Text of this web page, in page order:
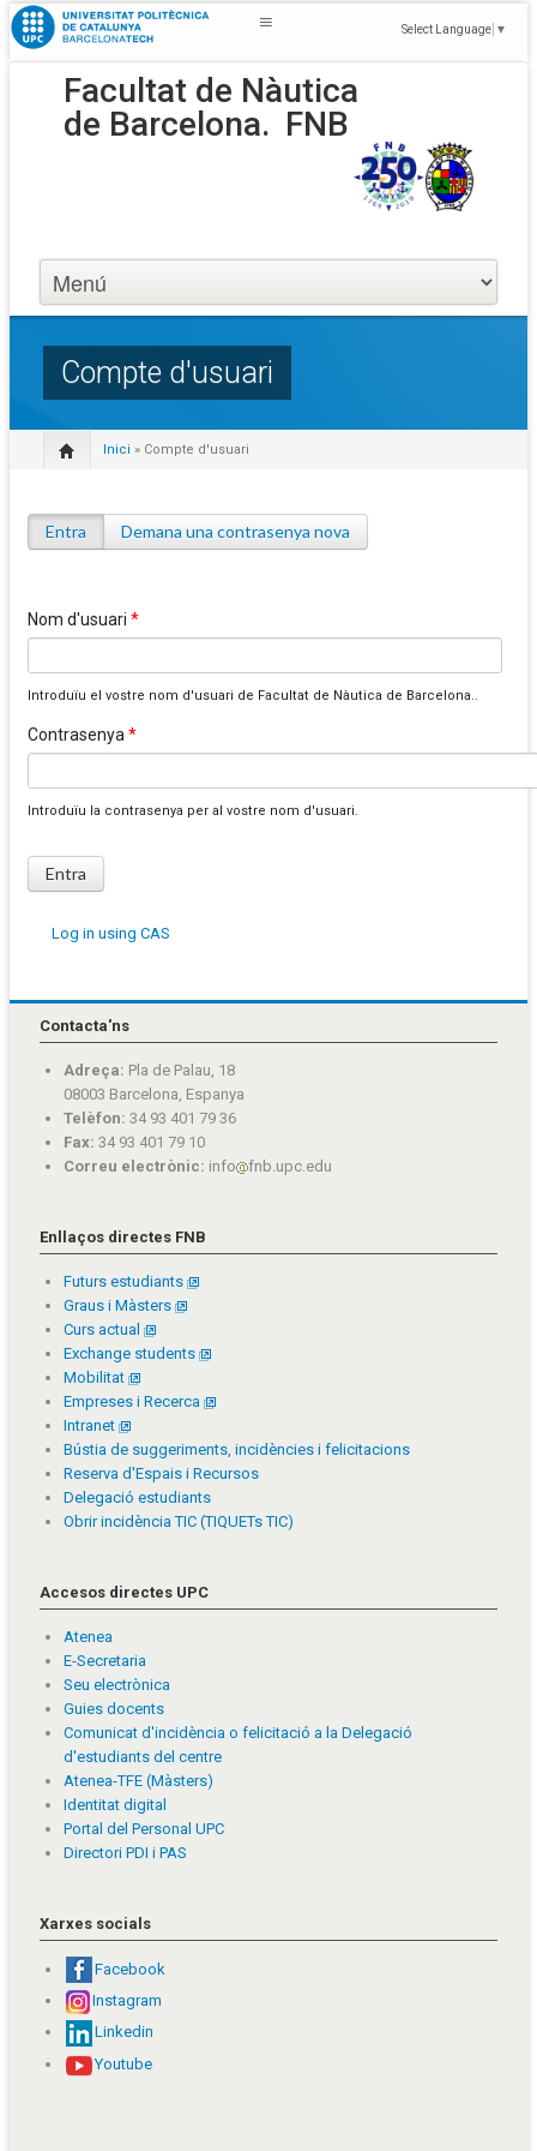
Select Language ▼
Facultat de Nàutica
de Barcelona. FNB
Compte d'usuari
Inici » Compte d'usuari
Pestanyes primàries
Entra (pestanya activa)
Demana una contrasenya nova
Nom d'usuari *
Introduïu el vostre nom d'usuari de Facultat de Nàutica de Barcelona..
Contrasenya*
Introduïu la contrasenya per al vostre nom d'usuari.
Log in using CAS
Contacta'ns
Adreça: Pla de Palau, 18
08003 Barcelona, Espanya
Telèfon: 34 93 401 79 36
Fax: 34 93 401 79 10
Correu electrònic: info fnb.upc.edu
Enllaços directes FNB
Futurs estudiants
Graus i Màsters
Curs actual
Exchange students
Mobilitat
Empreses i Recerca
Intranet
Bústia de suggeriments, incidències i felicitacions
Reserva d'Espais i Recursos
Delegació estudiants
Obrir incidència TIC (TIQUETs TIC)
Accesos directes UPC
Atenea
E-Secretaria
Seu electrònica
Guies docents
Comunicat d'incidència o felicitació a la Delegació
d'estudiants del centre
Atenea-TFE (Màsters)
Identitat digital
Portal del Personal UPC
Directori PDI i PAS
Xarxes socials
Facebook
Instagram
Linkedin
Youtube